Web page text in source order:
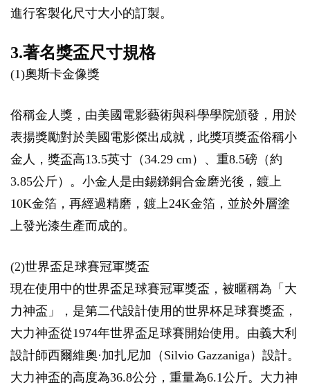
進行客製化尺寸大小的訂製。
3.著名獎盃尺寸規格
(1)奧斯卡金像獎
俗稱金人獎，由美國電影藝術與科學學院頒發，用於
表揚獎勵對於美國電影傑出成就，此獎項獎盃俗稱小
金人，獎盃高13.5英寸（34.29 cm）、重8.5磅（約
3.85公斤）。小金人是由錫銻銅合金磨光後，鍍上
10K金箔，再經過精磨，鍍上24K金箔，並於外層塗
上發光漆生產而成的。
(2)世界盃足球賽冠軍獎盃
現在使用中的世界盃足球賽冠軍獎盃，被暱稱為「大
力神盃」，是第二代設計使用的世界杯足球賽獎盃，
大力神盃從1974年世界盃足球賽開始使用。由義大利
設計師西爾維奧·加扎尼加（Silvio Gazzaniga）設計。
大力神盃的高度為36.8公分，重量為6.1公斤。大力神